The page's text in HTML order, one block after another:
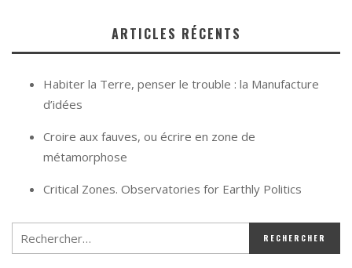
ARTICLES RÉCENTS
Habiter la Terre, penser le trouble : la Manufacture
d’idées
Croire aux fauves, ou écrire en zone de
métamorphose
Critical Zones. Observatories for Earthly Politics